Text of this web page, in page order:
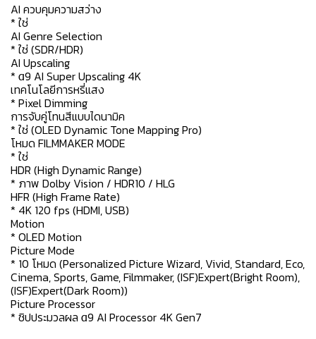
AI ควบคุมความสว่าง
* ใช่
AI Genre Selection
* ใช่ (SDR/HDR)
AI Upscaling
* α9 AI Super Upscaling 4K
เทคโนโลยีการหรี่แสง
* Pixel Dimming
การจับคู่โทนสีแบบไดนามิค
* ใช่ (OLED Dynamic Tone Mapping Pro)
โหมด FILMMAKER MODE
* ใช่
HDR (High Dynamic Range)
* ภาพ Dolby Vision / HDR10 / HLG
HFR (High Frame Rate)
* 4K 120 fps (HDMI, USB)
Motion
* OLED Motion
Picture Mode
* 10 โหมด (Personalized Picture Wizard, Vivid, Standard, Eco,
Cinema, Sports, Game, Filmmaker, (ISF)Expert(Bright Room),
(ISF)Expert(Dark Room))
Picture Processor
* ชิปประมวลผล α9 AI Processor 4K Gen7